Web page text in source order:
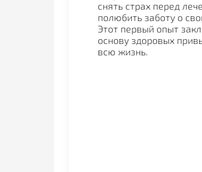
снять страх перед
полюбить заботу о
Этот первый опыт
основу здоровых
всю жизнь.